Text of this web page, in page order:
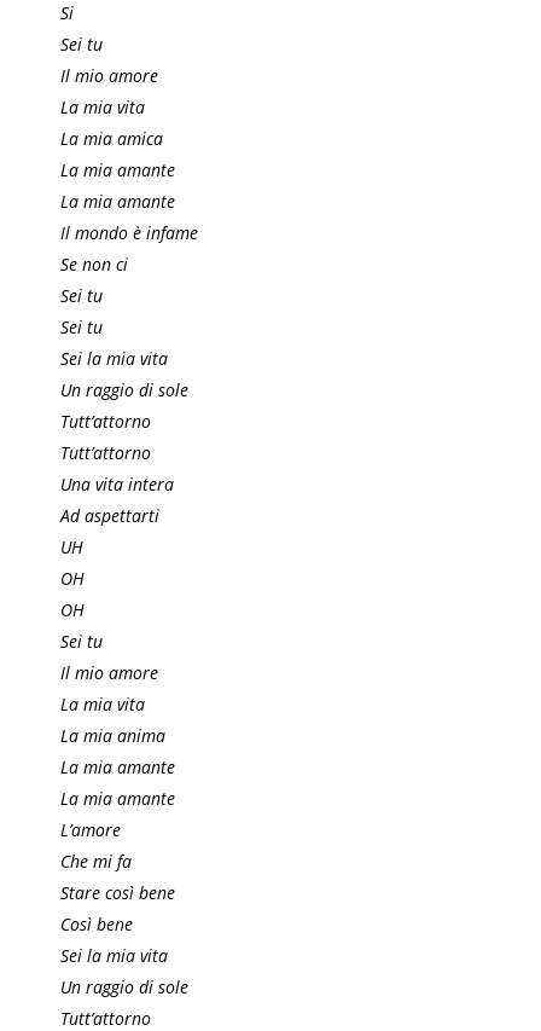
Si
Sei tu
Il mio amore
La mia vita
La mia amica
La mia amante
La mia amante
Il mondo è infame
Se non ci
Sei tu
Sei tu
Sei la mia vita
Un raggio di sole
Tutt’attorno
Tutt’attorno
Una vita intera
Ad aspettarti
UH
OH
OH
Sei tu
Il mio amore
La mia vita
La mia anima
La mia amante
La mia amante
L’amore
Che mi fa
Stare così bene
Così bene
Sei la mia vita
Un raggio di sole
Tutt’attorno